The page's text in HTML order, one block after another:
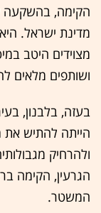
הקימה, בהשקעה
מדינת ישראל.
מצוידים היטב
ושותפים מלאים
בעזה, בלבנון,
הייתה להתיש את
ולהרחיק
הגרעין, הקימה
המשטר.